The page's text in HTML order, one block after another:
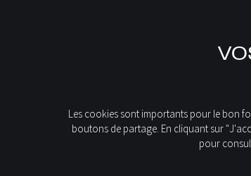
Les cookies sont importants pour le bon
boutons de partage. En cliquant sur
pour